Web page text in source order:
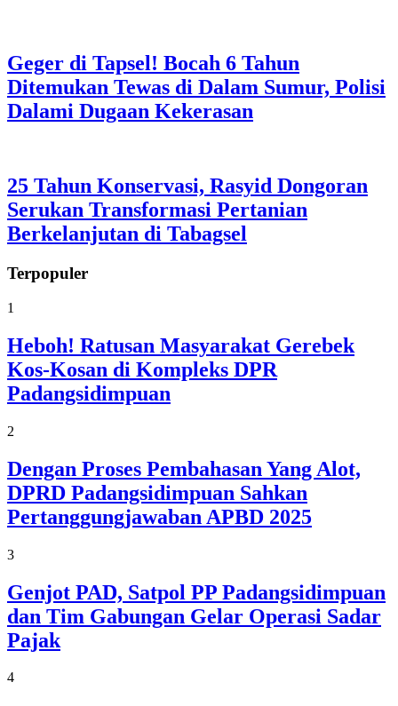
Geger di Tapsel! Bocah 6 Tahun
Ditemukan Tewas di Dalam Sumur, Polisi
Dalami Dugaan Kekerasan
25 Tahun Konservasi, Rasyid Dongoran
Serukan Transformasi Pertanian
Berkelanjutan di Tabagsel
Terpopuler
1
Heboh! Ratusan Masyarakat Gerebek
Kos-Kosan di Kompleks DPR
Padangsidimpuan
2
Dengan Proses Pembahasan Yang Alot,
DPRD Padangsidimpuan Sahkan
Pertanggungjawaban APBD 2025
3
Genjot PAD, Satpol PP Padangsidimpuan
dan Tim Gabungan Gelar Operasi Sadar
Pajak
4